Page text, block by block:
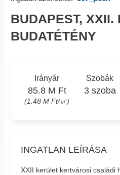
BUDAPEST, XXII.
BUDATÉTÉNY
Irányár
85.8 M Ft
(1.48 M Ft/㎡)
Szobák
3 szoba
INGATLAN LEÍRÁSA
XXII kerület kertvárosi családi